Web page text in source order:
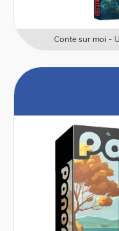
Conte sur moi -